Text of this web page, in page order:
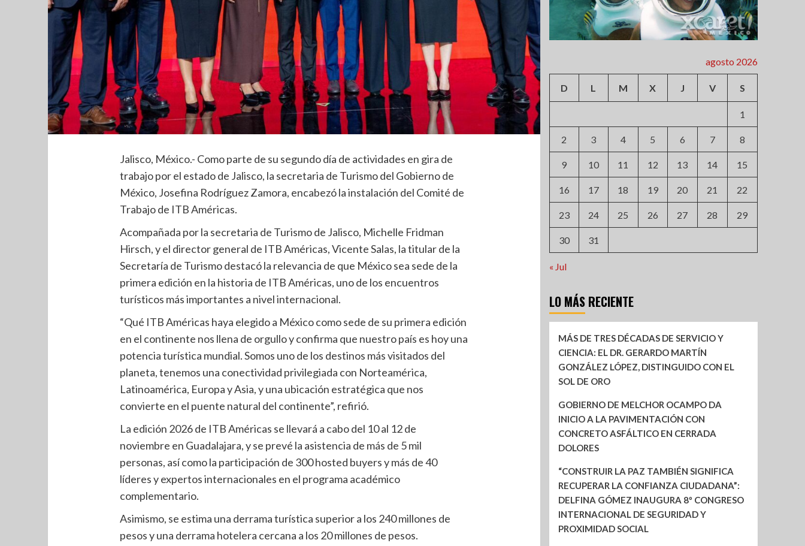
Jalisco, México.- Como parte de su segundo día de actividades en gira de
trabajo por el estado de Jalisco, la secretaria de Turismo del Gobierno de
México, Josefina Rodríguez Zamora, encabezó la instalación del Comité de
Trabajo de ITB Américas.
Acompañada por la secretaria de Turismo de Jalisco, Michelle Fridman
Hirsch, y el director general de ITB Américas, Vicente Salas, la titular de la
Secretaría de Turismo destacó la relevancia de que México sea sede de la
primera edición en la historia de ITB Américas, uno de los encuentros
turísticos más importantes a nivel internacional.
“Qué ITB Américas haya elegido a México como sede de su primera edición
en el continente nos llena de orgullo y confirma que nuestro país es hoy una
potencia turística mundial. Somos uno de los destinos más visitados del
planeta, tenemos una conectividad privilegiada con Norteamérica,
Latinoamérica, Europa y Asia, y una ubicación estratégica que nos
convierte en el puente natural del continente”, refirió.
La edición 2026 de ITB Américas se llevará a cabo del 10 al 12 de
noviembre en Guadalajara, y se prevé la asistencia de más de 5 mil
personas, así como la participación de 300 hosted buyers y más de 40
líderes y expertos internacionales en el programa académico
complementario.
Asimismo, se estima una derrama turística superior a los 240 millones de
pesos y una derrama hotelera cercana a los 20 millones de pesos.
agosto 2026
D L M X J V S
1
2 3 4 5 6 7 8
9 10 11 12 13 14 15
16 17 18 19 20 21 22
23 24 25 26 27 28 29
30 31
« Jul
LO MÁS RECIENTE
MÁS DE TRES DÉCADAS DE SERVICIO Y
CIENCIA: EL DR. GERARDO MARTÍN
GONZÁLEZ LÓPEZ, DISTINGUIDO CON EL
SOL DE ORO
GOBIERNO DE MELCHOR OCAMPO DA
INICIO A LA PAVIMENTACIÓN CON
CONCRETO ASFÁLTICO EN CERRADA
DOLORES
“CONSTRUIR LA PAZ TAMBIÉN SIGNIFICA
RECUPERAR LA CONFIANZA CIUDADANA”:
DELFINA GÓMEZ INAUGURA 8º CONGRESO
INTERNACIONAL DE SEGURIDAD Y
PROXIMIDAD SOCIAL